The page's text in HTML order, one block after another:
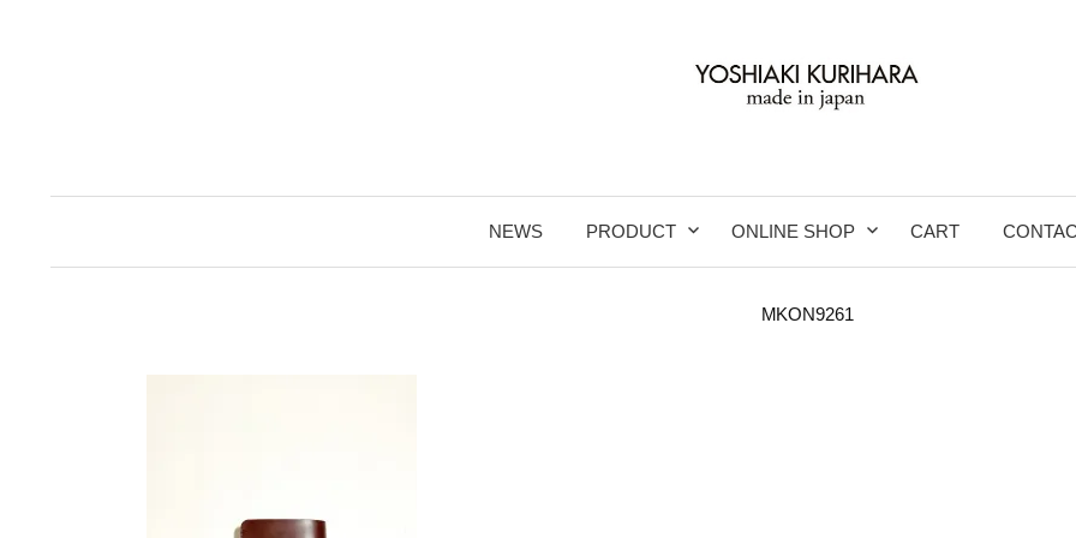
NEWS PRODUCT ONLINE SHOP CART
MKON9261